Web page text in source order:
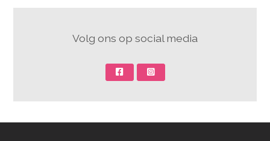
Volg ons op social media